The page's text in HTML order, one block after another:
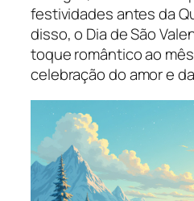
festividades antes da
disso, o Dia de São
toque romântico ao
celebração do amor e